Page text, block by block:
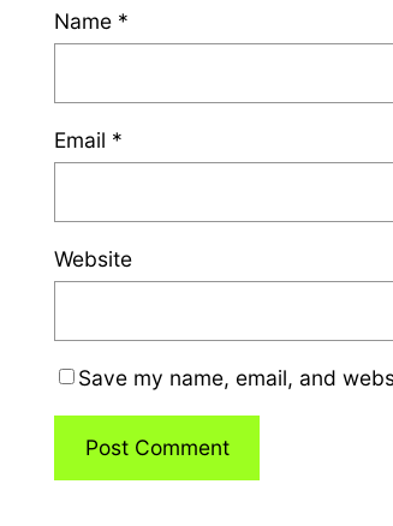
Name *
Email *
Website
Save my name, email, and